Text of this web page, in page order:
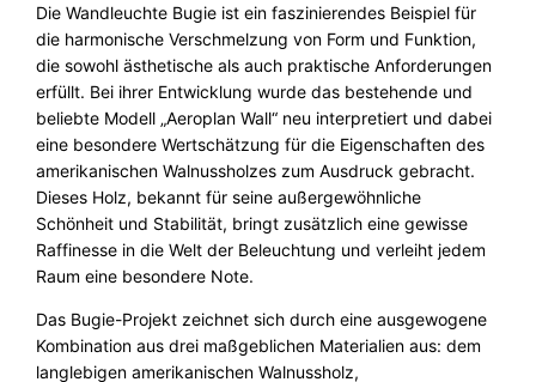
h
t
e
B
u
g
i
e
a
u
s
o
l
Die Wandleuchte Bugie ist ein faszinierendes Beispiel für
die harmonische Verschmelzung von Form und Funktion,
die sowohl ästhetische als auch praktische Anforderungen
erfüllt. Bei ihrer Entwicklung wurde das bestehende und
beliebte Modell „Aeroplan Wall“ neu interpretiert und dabei
eine besondere Wertschätzung für die Eigenschaften des
amerikanischen Walnussholzes zum Ausdruck gebracht.
Dieses Holz, bekannt für seine außergewöhnliche
Schönheit und Stabilität, bringt zusätzlich eine gewisse
Raffinesse in die Welt der Beleuchtung und verleiht jedem
Raum eine besondere Note.
Das Bugie-Projekt zeichnet sich durch eine ausgewogene
Kombination aus drei maßgeblichen Materialien aus: dem
langlebigen amerikanischen Walnussholz,